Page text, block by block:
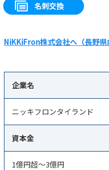
名刺交換
NiKKiFron株式会社へ（長野県
企業名
ニッキフロンタイランド
資本金
1億円超～3億円